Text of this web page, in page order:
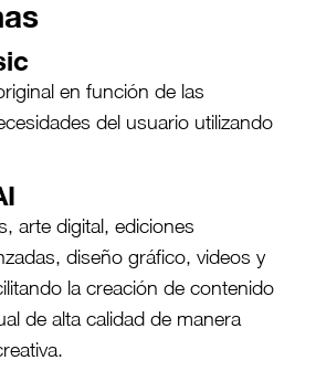
en función de las
del usuario utilizando
arte digital, ediciones
diseño gráfico, videos y
la creación de contenido
de alta calidad de manera